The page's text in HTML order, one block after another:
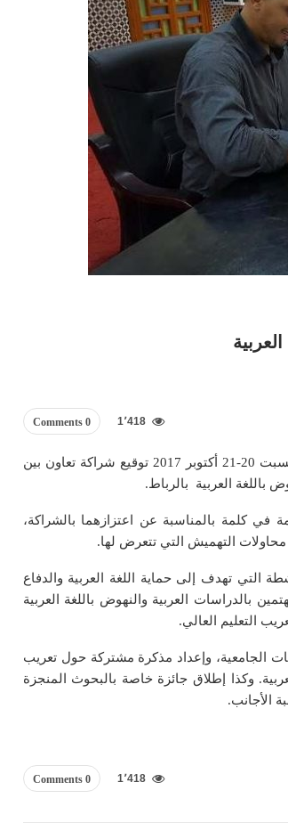
0 Comments 1٬418
شهد المجلس الوطني لمنظمة التجديد الطلابي المنظم يومي الجمعة والسبت 20-21 أكتوبر 2017 توقيع شراكة تعاون بين
باللغة العربية بالرباط.
كلمة بالمناسبة عن اعتزازهما بالشراكة،
محاولات التهميش التي تتعرض لها.
التي تهدف إلى حماية اللغة العربية والدفاع
بالدراسات العربية والنهوض باللغة العربية
التعليم العالي.
الجامعية، وإعداد مذكرة مشتركة حول تعريب
وكذا إطلاق جائزة خاصة بالبحوث المنجزة
الأجانب.
0 Comments 1٬418